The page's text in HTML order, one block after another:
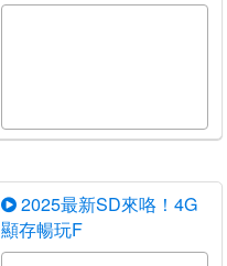
2025最新SD來咯！4G
顯存暢玩F